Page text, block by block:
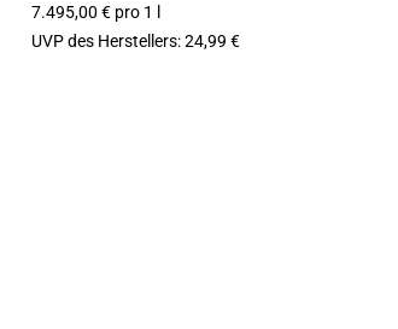
7.495,00 € pro 1 l
UVP des Herstellers:24,99 €